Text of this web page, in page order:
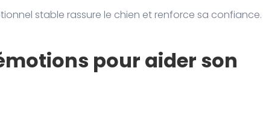
stable rassure le chien et renforce sa confiance.
pour aider son